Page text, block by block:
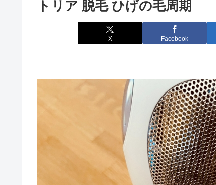
トリア 脱毛 ひげの毛周期
X Facebook